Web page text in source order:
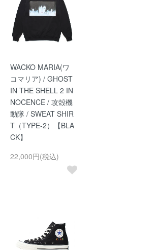
WACKO MARIA(ワ
コマリア) / GHOST
IN THE SHELL 2 IN
NOCENCE / 攻殻機
動隊 / SWEAT SHIR
T（TYPE-2）【BLA
CK】
22,000円(税込)